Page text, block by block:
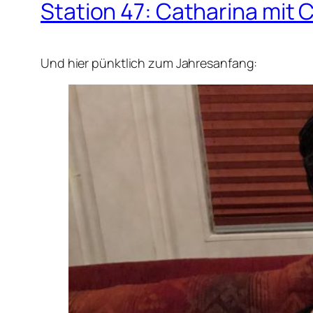
Station 47: Catharina mit
Und hier pünktlich zum Jahresanfang: